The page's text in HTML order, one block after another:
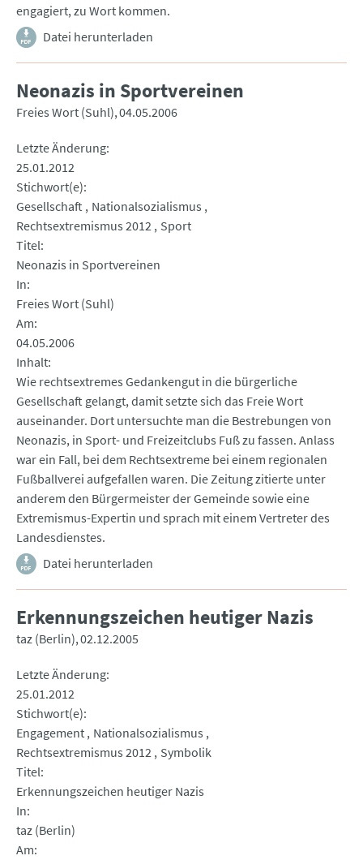
engagiert, zu Wort kommen.
Datei herunterladen
Neonazis in Sportvereinen
Freies Wort (Suhl) 04.05.2006
Letzte Änderung
25.01.2012
Stichwort(e)
Gesellschaft Nationalsozialismus
Rechtsextremismus 2012 Sport
Titel
Neonazis in Sportvereinen
In
Freies Wort (Suhl)
Am
04.05.2006
Inhalt
Wie rechtsextremes Gedankengut in die bürgerliche
Gesellschaft gelangt, damit setzte sich das Freie Wort
auseinander. Dort untersuchte man die Bestrebungen von
Neonazis, in Sport- und Freizeitclubs Fuß zu fassen. Anlass
war ein Fall, bei dem Rechtsextreme bei einem regionalen
Fußballverei aufgefallen waren. Die Zeitung zitierte unter
anderem den Bürgermeister der Gemeinde sowie eine
Extremismus-Expertin und sprach mit einem Vertreter des
Landesdienstes.
Datei herunterladen
Erkennungszeichen heutiger Nazis
taz (Berlin) 02.12.2005
Letzte Änderung
25.01.2012
Stichwort(e)
Engagement Nationalsozialismus
Rechtsextremismus 2012 Symbolik
Titel
Erkennungszeichen heutiger Nazis
In
taz (Berlin)
Am